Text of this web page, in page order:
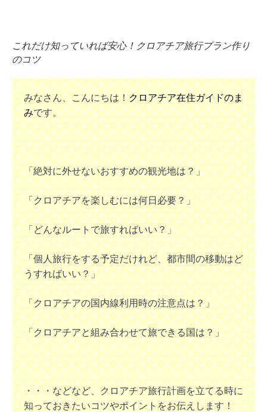
これだけ知っていれば安心！クロアチア旅行プラン作り
のコツ
みなさん、こんにちは！ クロアチア在住ガイドのま
みです。
「絶対に外せないおすすめの観光地は？」
「クロアチアを楽しむには何日必要？」
「どんなルートで旅すればいい？」
「個人旅行をする予定だけれど、都市間の移動はど
うすればいい？」
「クロアチアの国内線利用時の注意点は？」
「クロアチアと組み合わせて旅できる国は？」
・・・などなど、クロアチア旅行計画を立てる時に
知っておきたいコツやポイントをお伝えします！